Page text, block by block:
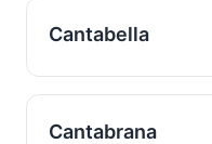
Cantabella
Cantabrana